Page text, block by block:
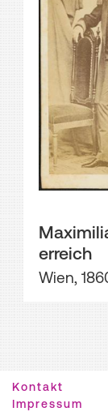
erreich
Wien,
Kontakt
Impressum